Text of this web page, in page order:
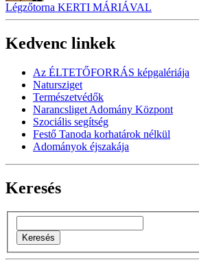
Légzőtorna KERTI MÁRIÁVAL
Kedvenc linkek
Az ÉLTETŐFORRÁS képgalériája
Natursziget
Természetvédők
Narancsliget Adomány Központ
Szociális segítség
Festő Tanoda korhatárok nélkül
Adományok éjszakája
Keresés